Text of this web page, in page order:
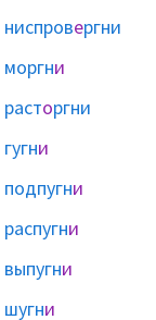
ниспровергни
моргни
расторгни
гугни
подпугни
распугни
выпугни
шугни